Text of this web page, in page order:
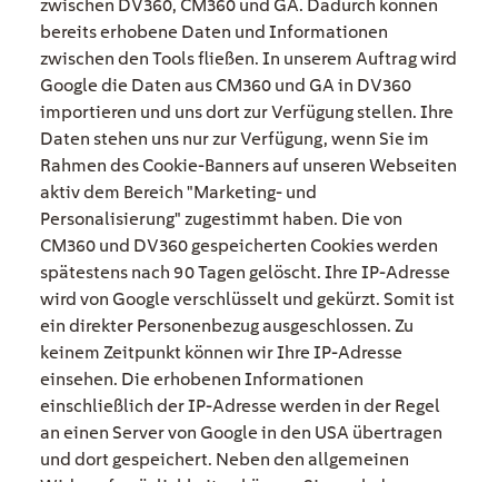
zwischen DV360, CM360 und GA. Dadurch können
bereits erhobene Daten und Informationen
zwischen den Tools fließen. In unserem Auftrag wird
Google die Daten aus CM360 und GA in DV360
importieren und uns dort zur Verfügung stellen. Ihre
Daten stehen uns nur zur Verfügung, wenn Sie im
Rahmen des Cookie-Banners auf unseren Webseiten
aktiv dem Bereich "Marketing- und
Personalisierung" zugestimmt haben. Die von
CM360 und DV360 gespeicherten Cookies werden
spätestens nach 90 Tagen gelöscht. Ihre IP-Adresse
wird von Google verschlüsselt und gekürzt. Somit ist
ein direkter Personenbezug ausgeschlossen. Zu
keinem Zeitpunkt können wir Ihre IP-Adresse
einsehen. Die erhobenen Informationen
einschließlich der IP-Adresse werden in der Regel
an einen Server von Google in den USA übertragen
und dort gespeichert. Neben den allgemeinen